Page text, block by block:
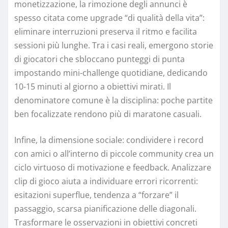
monetizzazione, la rimozione degli annunci è
spesso citata come upgrade “di qualità della vita”:
eliminare interruzioni preserva il ritmo e facilita
sessioni più lunghe. Tra i casi reali, emergono storie
di giocatori che sbloccano punteggi di punta
impostando mini-challenge quotidiane, dedicando
10-15 minuti al giorno a obiettivi mirati. Il
denominatore comune è la disciplina: poche partite
ben focalizzate rendono più di maratone casuali.
Infine, la dimensione sociale: condividere i record
con amici o all’interno di piccole community crea un
ciclo virtuoso di motivazione e feedback. Analizzare
clip di gioco aiuta a individuare errori ricorrenti:
esitazioni superflue, tendenza a “forzare” il
passaggio, scarsa pianificazione delle diagonali.
Trasformare le osservazioni in obiettivi concreti